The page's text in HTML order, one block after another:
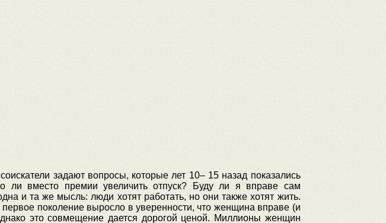
задают вопросы, которые лет 10– 15 назад показались
вместо премии увеличить отпуск? Буду ли я вправе сам
и та же мысль: люди хотят работать, но они также хотят жить.
поколение выросло в уверенности, что женщина вправе (и
это совмещение дается дорогой ценой. Миллионы женщин